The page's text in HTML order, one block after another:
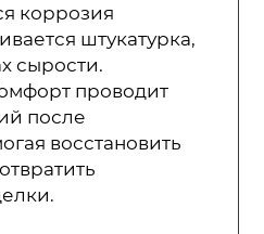
коррозия
штукатурка,
сырости.
проводит
после
восстановить